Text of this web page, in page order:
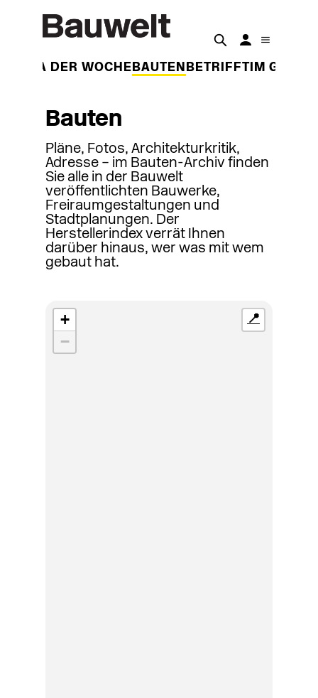
THEMA DER WOCHE BAUTEN BETRIFFT IM
Bauten
Pläne, Fotos, Architekturkritik,
Adresse – im Bauten-Archiv finden
Sie alle in der Bauwelt
veröffentlichten Bauwerke,
Freiraumgestaltungen und
Stadtplanungen. Der
Herstellerindex verrät Ihnen
darüber hinaus, wer was mit wem
gebaut hat.
+
−
📍